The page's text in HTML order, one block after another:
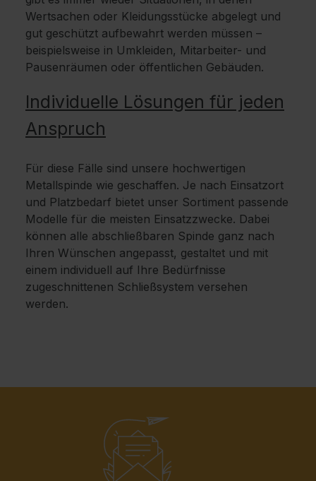
Wertsachen oder Kleidungsstücke abgelegt und
gut geschützt aufbewahrt werden müssen –
beispielsweise in Umkleiden, Mitarbeiter- und
Pausenräumen oder öffentlichen Gebäuden.
Individuelle Lösungen für jeden
Anspruch
Für diese Fälle sind unsere hochwertigen
Metallspinde wie geschaffen. Je nach Einsatzort
und Platzbedarf bietet unser Sortiment passende
Modelle für die meisten Einsatzzwecke. Dabei
können alle abschließbaren Spinde ganz nach
Ihren Wünschen angepasst, gestaltet und mit
einem individuell auf Ihre Bedürfnisse
zugeschnittenen Schließsystem versehen
werden.